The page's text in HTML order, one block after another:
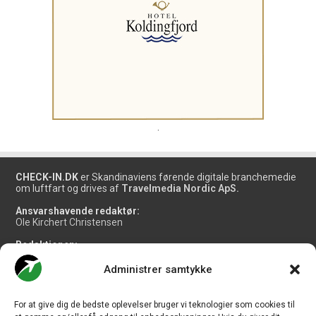
Administrer samtykke
For at give dig de bedste oplevelser bruger vi teknologier som cookies til
CHECK-IN.DK er Skandinaviens førende digitale branchemedie
om luftfart og drives af Travelmedia Nordic ApS.
Ansvarshavende redaktør:
Ole Kirchert Christensen
Redaktionen:
Christian Granhøj Skouboe
Henrik Baumgarten
Danny Longhi Andreasen
Salg og jobannoncer: